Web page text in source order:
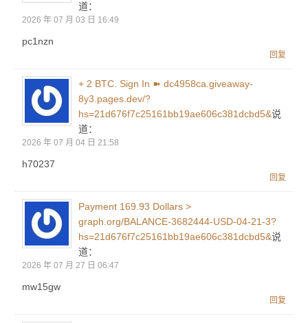
道：
2026 年 07 月 03 日 16:49
pc1nzn
回复
+ 2 BTC. Sign In ➽ dc4958ca.giveaway-
8y3.pages.dev/?
hs=21d676f7c25161bb19ae606c381dcbd5&说
道：
2026 年 07 月 04 日 21:58
h70237
回复
Payment 169.93 Dollars >
graph.org/BALANCE-3682444-USD-04-21-3?
hs=21d676f7c25161bb19ae606c381dcbd5&说
道：
2026 年 07 月 27 日 06:47
mw15gw
回复